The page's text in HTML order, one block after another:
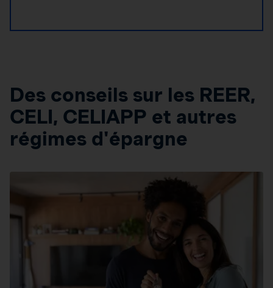
Des conseils sur les REER,
CELI, CELIAPP et autres
régimes d'épargne